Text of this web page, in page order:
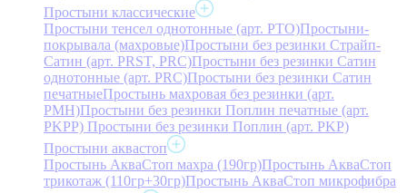
Простыни классические
Простыни тенсел однотонные (арт. PTO)Простыни-
покрывала (махровые)Простыни без резинки Страйп-
Сатин (арт. PRST, PRC)Простыни без резинки Сатин
однотонные (арт. PRC)Простыни без резинки Сатин
печатныеПростынь махровая без резинки (арт.
PMH)Простыни без резинки Поплин печатные (арт.
PKPP) Простыни без резинки Поплин (арт. PKP)
Простыни аквастоп
Простынь АкваСтоп махра (190гр)Простынь АкваСтоп
трикотаж (110гр+30гр)Простынь АкваСтоп микрофибра